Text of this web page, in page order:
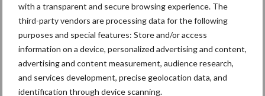
with a transparent and secure browsing experience. The
third-party vendors are processing data for the following
purposes and special features: Store and/or access
information on a device, personalized advertising and content,
advertising and content measurement, audience research,
and services development, precise geolocation data, and
identification through device scanning.
23 dec
Business Apps: breng rust in de
schoonmaakchaos
22 dec
Sportschool Saints & Stars moet
oud-schoonmakers alsnog betalen